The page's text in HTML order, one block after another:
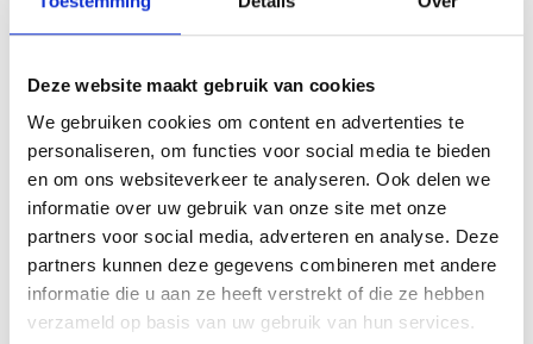
Deze website maakt gebruik van cookies
We gebruiken cookies om content en advertenties te
personaliseren, om functies voor social media te bieden
en om ons websiteverkeer te analyseren. Ook delen we
informatie over uw gebruik van onze site met onze
partners voor social media, adverteren en analyse. Deze
partners kunnen deze gegevens combineren met andere
informatie die u aan ze heeft verstrekt of die ze hebben
verzameld op basis van uw gebruik van hun services.
speelkamer af is, en ik mijn woonkamer weer terug heb.
poppenkast zou worden… nou guess again! Alles voor